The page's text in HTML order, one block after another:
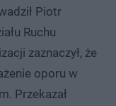
Piotr
Ruchu
zaznaczył, że
oporu w
Przekazał